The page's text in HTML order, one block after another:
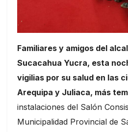
Familiares y amigos del
Sucacahua Yucra, esta
vigilias por su salud en las
Arequipa y Juliaca, más
instalaciones del Salón
Municipalidad Provincial de